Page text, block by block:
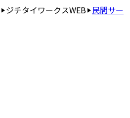
ジチタイワークスWEB 民間サー